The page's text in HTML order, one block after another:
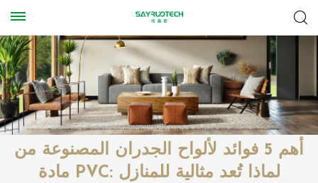
أهم 5 فوائد لألواح الجدران المصنوعة من
مادة PVC: لماذا تُعد مثالية للمنازل